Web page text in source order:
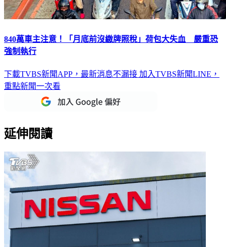
840萬車主注意！「月底前沒繳牌照稅」荷包大失血 嚴重恐
強制執行
下載TVBS新聞APP，最新消息不漏接 加入TVBS新聞LINE，
重點新聞一次看
延伸閱讀